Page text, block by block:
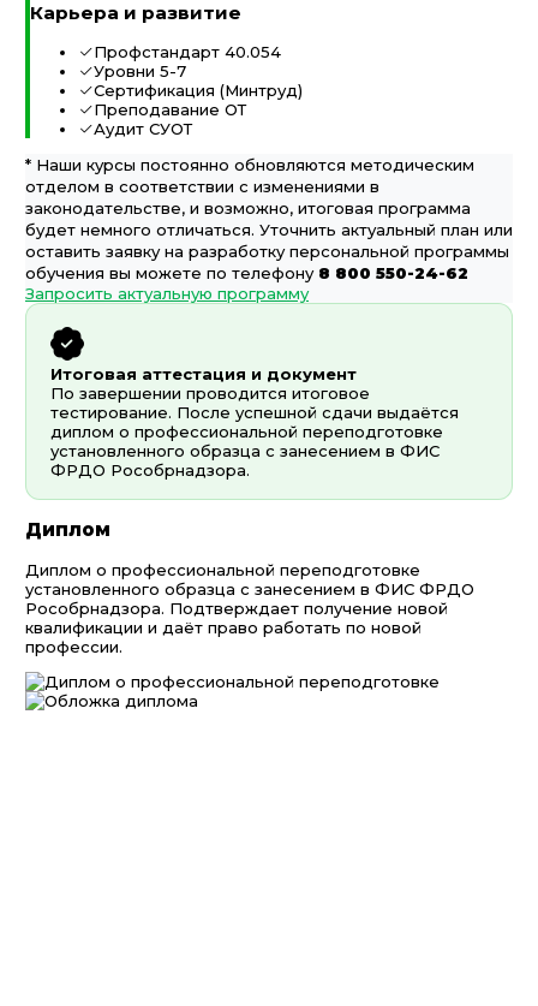
Карьера и развитие
Профстандарт 40.054
Уровни 5-7
Сертификация (Минтруд)
Преподавание ОТ
Аудит СУОТ
* Наши курсы постоянно обновляются методическим
отделом в соответствии с изменениями в
законодательстве, и возможно, итоговая программа
будет немного отличаться. Уточнить актуальный план или
оставить заявку на разработку персональной программы
обучения вы можете по телефону 8 800 550-24-62
Запросить актуальную программу
Итоговая аттестация и документ
По завершении проводится итоговое
тестирование. После успешной сдачи выдаётся
диплом о профессиональной переподготовке
установленного образца с занесением в ФИС
ФРДО Рособрнадзора.
Диплом
Диплом о профессиональной переподготовке
установленного образца с занесением в ФИС ФРДО
Рособрнадзора. Подтверждает получение новой
квалификации и даёт право работать по новой
профессии.